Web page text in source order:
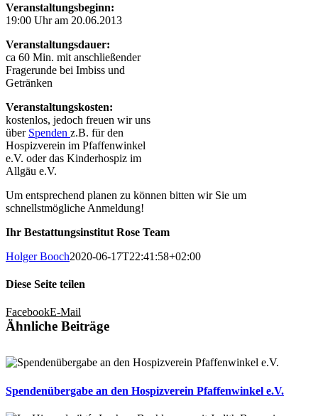
Veranstaltungsbeginn:
19:00 Uhr am 20.06.2013
Veranstaltungsdauer:
ca 60 Min. mit anschließender
Fragerunde bei Imbiss und
Getränken
Veranstaltungskosten:
kostenlos, jedoch freuen wir uns
über Spenden z.B. für den
Hospizverein im Pfaffenwinkel
e.V. oder das Kinderhospiz im
Allgäu e.V.
Um entsprechend planen zu können bitten wir Sie um
schnellstmögliche Anmeldung!
Ihr Bestattungsinstitut Rose Team
Holger Booch2020-06-17T22:41:58+02:00
Diese Seite teilen
FacebookE-Mail
Ähnliche Beiträge
Spendenübergabe an den Hospizverein Pfaffenwinkel e.V.